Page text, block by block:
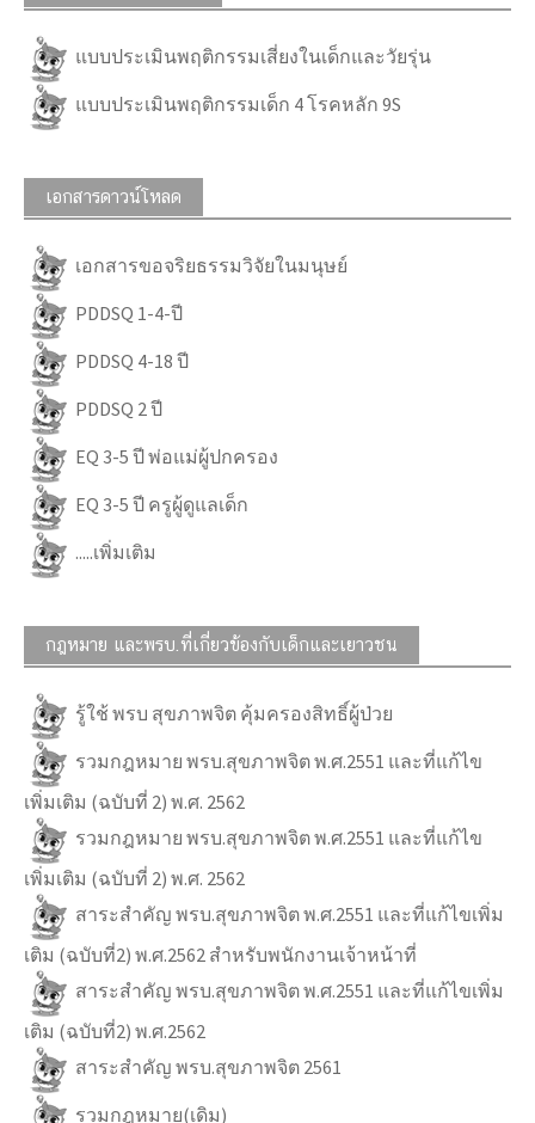
แบบประเมินพฤติกรรมเสี่ยงในเด็กและวัยรุ่น
แบบประเมินพฤติกรรมเด็ก 4 โรคหลัก 9S
เอกสารดาวน์โหลด
เอกสารขอจริยธรรมวิจัยในมนุษย์
PDDSQ 1-4-ปี
PDDSQ 4-18 ปี
PDDSQ 2 ปี
EQ 3-5 ปี พ่อแม่ผู้ปกครอง
EQ 3-5 ปี ครูผู้ดูแลเด็ก
.....เพิ่มเติม
กฎหมาย และพรบ.ที่เกี่ยวข้องกับเด็กและเยาวชน
รู้ใช้ พรบ สุขภาพจิต คุ้มครองสิทธิ์ผู้ป่วย
รวมกฎหมาย พรบ.สุขภาพจิต พ.ศ.2551 และที่แก้ไข
เพิ่มเติม (ฉบับที่ 2) พ.ศ. 2562
รวมกฎหมาย พรบ.สุขภาพจิต พ.ศ.2551 และที่แก้ไข
เพิ่มเติม (ฉบับที่ 2) พ.ศ. 2562
สาระสำคัญ พรบ.สุขภาพจิต พ.ศ.2551 และที่แก้ไขเพิ่ม
เติม (ฉบับที่2) พ.ศ.2562 สำหรับพนักงานเจ้าหน้าที่
สาระสำคัญ พรบ.สุขภาพจิต พ.ศ.2551 และที่แก้ไขเพิ่ม
เติม (ฉบับที่2) พ.ศ.2562
สาระสำคัญ พรบ.สุขภาพจิต 2561
รวมกฎหมาย(เดิม)